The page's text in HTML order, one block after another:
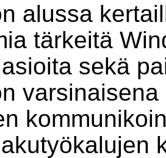
alussa
tärkeitä
sekä